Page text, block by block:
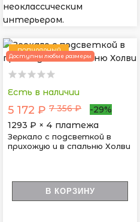
неоклассическим
интерьером.
ПОПУЛЯРНЫЙ
Доступны любые размеры
Есть в наличии
5 172 ₽ 7 356 ₽
-29%
1293 ₽ × 4 платежа
Зеркало с подсветкой в
прихожую и в спальню Холви
В КОРЗИНУ